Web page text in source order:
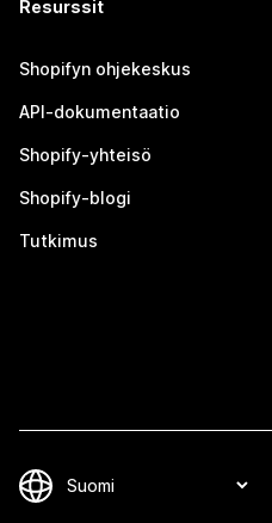
Resurssit
Shopifyn ohjekeskus
API-dokumentaatio
Shopify-yhteisö
Shopify-blogi
Tutkimus